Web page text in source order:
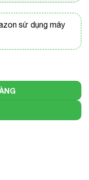
sử dụng máy
sử dụng máy